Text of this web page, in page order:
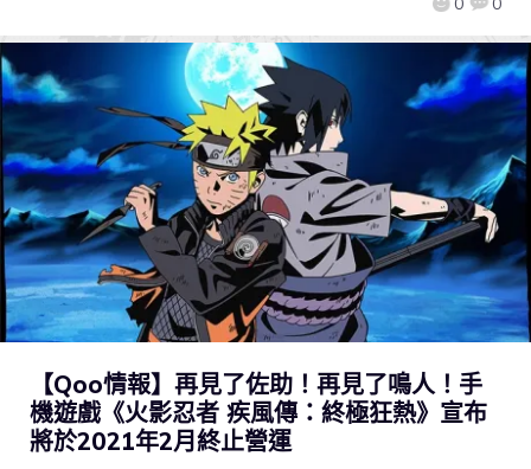
【Qoo情報】再見了佐助！再見了鳴人！手
機遊戲《火影忍者 疾風傳：終極狂熱》宣布
將於2021年2月終止營運